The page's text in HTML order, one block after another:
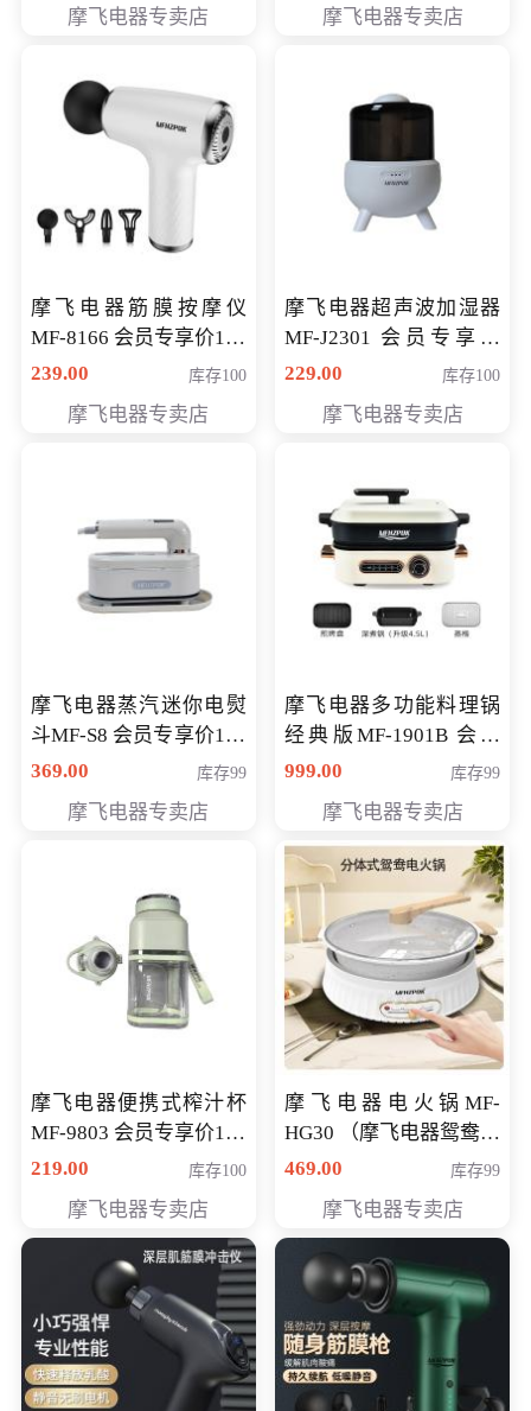
摩飞电器专卖店 摩飞电器专卖店
摩飞电器筋膜按摩仪
MF-8166 会员专享价168
元
239.00 库存100
摩飞电器专卖店
摩飞电器超声波加湿器
MF-J2301 会员专享价
168元
229.00 库存100
摩飞电器专卖店
摩飞电器蒸汽迷你电熨
斗MF-S8 会员专享价168
元
369.00 库存99
摩飞电器专卖店
摩飞电器多功能料理锅
经典版MF-1901B 会员
专享价399元
999.00 库存99
摩飞电器专卖店
摩飞电器便携式榨汁杯
MF-9803 会员专享价138
元
219.00 库存100
摩飞电器专卖店
摩飞电器电火锅MF-
HG30 （摩飞电器鸳鸯锅
MF-HG30 ） 会员专享价
469.00 库存99
摩飞电器专卖店